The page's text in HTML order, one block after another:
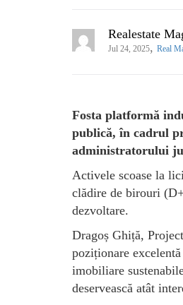
Realestate
Jul 24, 2025, Real
Fosta platformă
publică, în cadrul
administratorului
Activele scoase la
clădire de birouri
dezvoltare.
Dragoș Ghiță,
poziționare
imobiliare
deservească atât